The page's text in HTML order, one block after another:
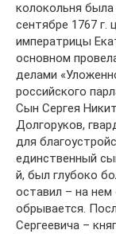
колокольня
сентябре 1767 г.
императрицы
основном
делами
российского
Сын Сергея
Долгоруков,
для
единственный
й, был глубоко
оставил – на нем
обрывается.
Сергеевича –